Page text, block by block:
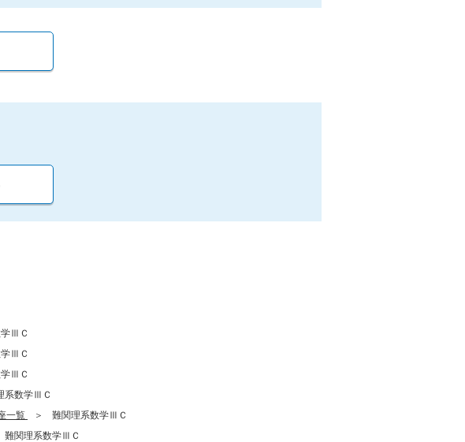
ⅢＣ
ⅢＣ
ⅢＣ
系数学ⅢＣ
一覧
難関理系数学ⅢＣ
難関理系数学ⅢＣ